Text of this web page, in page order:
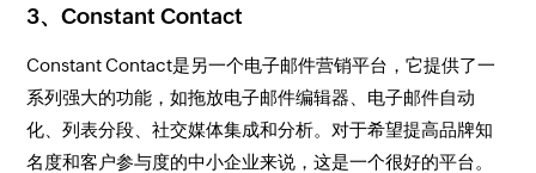
3、Constant Contact
Constant Contact是另一个电子邮件营销平台，它提供了一
系列强大的功能，如拖放电子邮件编辑器、电子邮件自动
化、列表分段、社交媒体集成和分析。对于希望提高品牌知
名度和客户参与度的中小企业来说，这是一个很好的平台。